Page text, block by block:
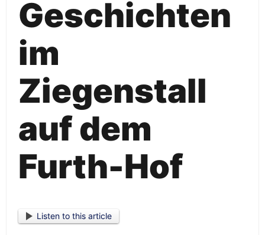
Geschichten
im
Ziegenstall
auf dem
Furth-Hof
Listen to this article